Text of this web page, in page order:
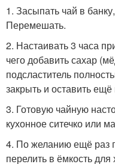
1. Засыпать чай в
Перемешать.
2. Настаивать 3 часа
чего добавить сахар
подсластитель
закрыть и оставить ещё
3. Готовую чайную
кухонное ситечко или
4. По желанию ещё раз
перелить в ёмкость